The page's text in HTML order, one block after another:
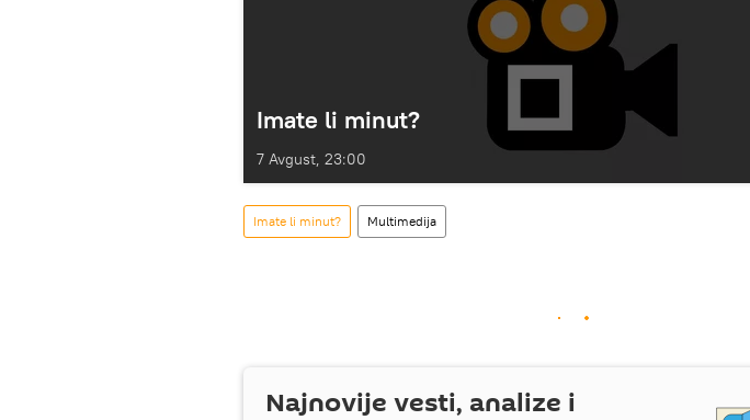
Imate li minut?
7 Avgust, 23:00
Imate li minut? Multimedija
Najnovije vesti, analize i